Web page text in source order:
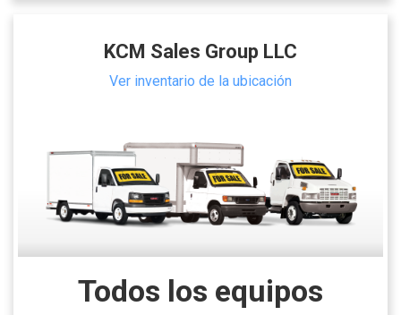
KCM Sales Group LLC
Ver inventario de la ubicación
Todos los equipos